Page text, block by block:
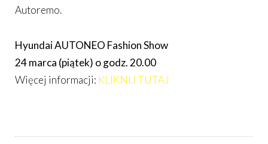
Autoremo.
Hyundai AUTONEO Fashion Show
24 marca (piątek) o godz. 20.00
Więcej informacji: KLIKNIJ TUTAJ